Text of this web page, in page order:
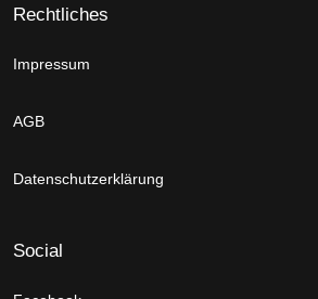
Rechtliches
Impressum
AGB
Datenschutzerklärung
Social